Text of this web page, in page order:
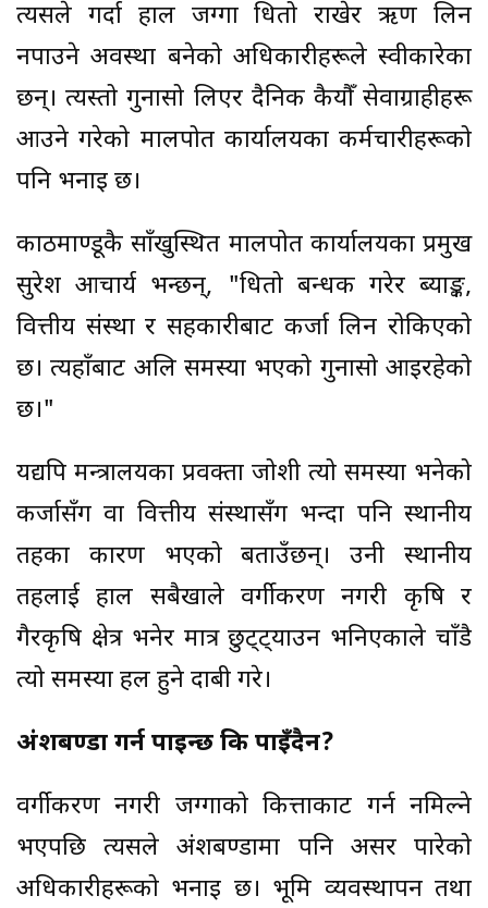
त्यसले गर्दा हाल जग्गा धितो राखेर ऋण लिन
नपाउने अवस्था बनेको अधिकारीहरूले स्वीकारेका
छन्। त्यस्तो गुनासो लिएर दैनिक कैयौँ सेवाग्राहीहरू
आउने गरेको मालपोत कार्यालयका कर्मचारीहरूको
पनि भनाइ छ।
काठमाण्डूकै साँखुस्थित मालपोत कार्यालयका प्रमुख
सुरेश आचार्य भन्छन्, "धितो बन्धक गरेर ब्याङ्क,
वित्तीय संस्था र सहकारीबाट कर्जा लिन रोकिएको
छ। त्यहाँबाट अलि समस्या भएको गुनासो आइरहेको
छ।"
यद्यपि मन्त्रालयका प्रवक्ता जोशी त्यो समस्या भनेको
कर्जासँग वा वित्तीय संस्थासँग भन्दा पनि स्थानीय
तहका कारण भएको बताउँछन्। उनी स्थानीय
तहलाई हाल सबैखाले वर्गीकरण नगरी कृषि र
गैरकृषि क्षेत्र भनेर मात्र छुट्ट्याउन भनिएकाले चाँडै
त्यो समस्या हल हुने दाबी गरे।
अंशबण्डा गर्न पाइन्छ कि पाइँदैन?
वर्गीकरण नगरी जग्गाको कित्ताकाट गर्न नमिल्ने
भएपछि त्यसले अंशबण्डामा पनि असर पारेको
अधिकारीहरूको भनाइ छ। भूमि व्यवस्थापन तथा